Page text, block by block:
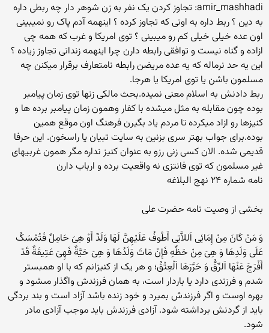
amir_mashhadi: تجاوز کردن یک نفر به زن شوهر دار چه ربطی داره
به دین ؟ ربط داره به اونی که تجاوز کرده ؟ اینهمه آدم پاک رو نمیبینی
اون عده خیلی خیلی کم رو میبینی ؟ توی امریکا و غرب که همه چی
ازاده و گناه نیست و توافقی رابطه دارن چرا اینهمه زندانی تجاوز زیاده ؟
این یه حد نرماله که یه عده مریضن رابطه نامتعارف برقرار میکنن چه
مسلمون باشن یا توی امریکا یا هرجا.
ربط دادنش به اسلام معنی نمیده.بحث مالکی زنها توی زمان پیامبر
بوده چون مقابله به مثل میشده با کفار وهمون زمان پیامبر برده ها و
کنیزها رو ازاد میکرده تا مردم یاد بگیرن فرهنگ اون موقع همین
بوده.برای جواب بهتر سری بزنین به سایت تبیان یا راسخون. این حرفا
قدیمی شده. الان کسی زنی رزو به عنوان کنیز نداره مگر همون غربیهای
غیر مسلمون که توی فانتزی نه واقعیت برده و ارباب دارن
نامه شماره ۲۴ نهج البلاغه
بخشی از وصیت نامه حضرت علی
وَ مَنْ کَانَ مِنْ إِمَائِی اَللاَّتِی أَطُوفُ عَلَیْهِنَّ لَهَا وَلَدٌ أَوْ هِیَ حَامِلٌ فَتُمْسَکُ
عَلَى وَلَدِهَا وَ هِیَ مِنْ حَظِّهِ فَإِنْ مَاتَ وَلَدُهَا وَ هِیَ حَیَّةٌ فَهِیَ عَتِیقَةٌ قَدْ
أَفْرَجَ عَنْهَا اَلرِّقُّ وَ حَرَّرَهَا اَلْعِتْقُ؛ و هر یک از کنیزانم که با او همبستر
شدم و فرزندى دارد یا باردار است، به همان فرزندش واگذار مى‏شود و
بهره اوست و اگر فرزندش بمیرد و خود زنده باشد آزاد است و بند بردگى
باید از گردنش برداشته شود. آزادى فرزندش باید موجب آزادى مادر
شود.